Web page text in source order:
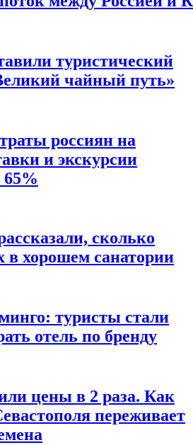
туристический
чайный путь»
россиян на
и экскурсии
сколько
в хорошем санатории
туристы стали
отель по бренду
цены в 2 раза. Как
переживает